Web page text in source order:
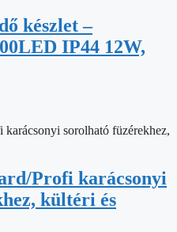
készlet –
IP44 12W,
Profi karácsonyi
kültéri és